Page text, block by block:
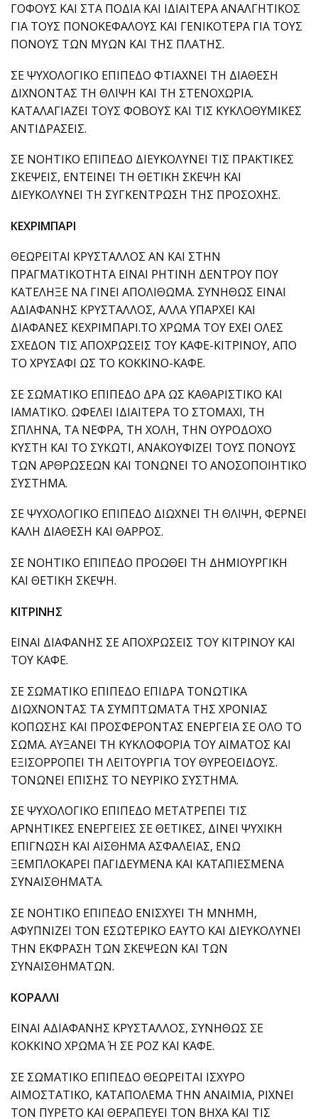
ΓΟΦΟΥΣ ΚΑΙ ΣΤΑ ΠΟΔΙΑ ΚΑΙ ΙΔΙΑΙΤΕΡΑ ΑΝΑΛΓΗΤΙΚΟΣ
ΓΙΑ ΤΟΥΣ ΠΟΝΟΚΕΦΑΛΟΥΣ ΚΑΙ ΓΕΝΙΚΟΤΕΡΑ ΓΙΑ ΤΟΥΣ
ΠΟΝΟΥΣ ΤΩΝ ΜΥΩΝ ΚΑΙ ΤΗΣ ΠΛΑΤΗΣ.
ΣΕ ΨΥΧΟΛΟΓΙΚΟ ΕΠΙΠΕΔΟ ΦΤΙΑΧΝΕΙ ΤΗ ΔΙΑΘΕΣΗ
ΔΙΧΝΟΝΤΑΣ ΤΗ ΘΛΙΨΗ ΚΑΙ ΤΗ ΣΤΕΝΟΧΩΡΙΑ.
ΚΑΤΑΛΑΓΙΑΖΕΙ ΤΟΥΣ ΦΟΒΟΥΣ ΚΑΙ ΤΙΣ ΚΥΚΛΟΘΥΜΙΚΕΣ
ΑΝΤΙΔΡΑΣΕΙΣ.
ΣΕ ΝΟΗΤΙΚΟ ΕΠΙΠΕΔΟ ΔΙΕΥΚΟΛΥΝΕΙ ΤΙΣ ΠΡΑΚΤΙΚΕΣ
ΣΚΕΨΕΙΣ, ΕΝΤΕΙΝΕΙ ΤΗ ΘΕΤΙΚΗ ΣΚΕΨΗ ΚΑΙ
ΔΙΕΥΚΟΛΥΝΕΙ ΤΗ ΣΥΓΚΕΝΤΡΩΣΗ ΤΗΣ ΠΡΟΣΟΧΗΣ.
ΚΕΧΡΙΜΠΑΡΙ
ΘΕΩΡΕΙΤΑΙ ΚΡΥΣΤΑΛΛΟΣ ΑΝ ΚΑΙ ΣΤΗΝ
ΠΡΑΓΜΑΤΙΚΟΤΗΤΑ ΕΙΝΑΙ ΡΗΤΙΝΗ ΔΕΝΤΡΟΥ ΠΟΥ
ΚΑΤΕΛΗΞΕ ΝΑ ΓΙΝΕΙ ΑΠΟΛΙΘΩΜΑ. ΣΥΝΗΘΩΣ ΕΙΝΑΙ
ΑΔΙΑΦΑΝΗΣ ΚΡΥΣΤΑΛΛΟΣ, ΑΛΛΑ ΥΠΑΡΧΕΙ ΚΑΙ
ΔΙΑΦΑΝΕΣ ΚΕΧΡΙΜΠΑΡΙ.ΤΟ ΧΡΩΜΑ ΤΟΥ ΕΧΕΙ ΟΛΕΣ
ΣΧΕΔΟΝ ΤΙΣ ΑΠΟΧΡΩΣΕΙΣ ΤΟΥ ΚΑΦΕ-ΚΙΤΡΙΝΟΥ, ΑΠΟ
ΤΟ ΧΡΥΣΑΦΙ ΩΣ ΤΟ ΚΟΚΚΙΝΟ-ΚΑΦΕ.
ΣΕ ΣΩΜΑΤΙΚΟ ΕΠΙΠΕΔΟ ΔΡΑ ΩΣ ΚΑΘΑΡΙΣΤΙΚΟ ΚΑΙ
ΙΑΜΑΤΙΚΟ. ΩΦΕΛΕΙ ΙΔΙΑΙΤΕΡΑ ΤΟ ΣΤΟΜΑΧΙ, ΤΗ
ΣΠΛΗΝΑ, ΤΑ ΝΕΦΡΑ, ΤΗ ΧΟΛΗ, ΤΗΝ ΟΥΡΟΔΟΧΟ
ΚΥΣΤΗ ΚΑΙ ΤΟ ΣΥΚΩΤΙ, ΑΝΑΚΟΥΦΙΖΕΙ ΤΟΥΣ ΠΟΝΟΥΣ
ΤΩΝ ΑΡΘΡΩΣΕΩΝ ΚΑΙ ΤΟΝΩΝΕΙ ΤΟ ΑΝΟΣΟΠΟΙΗΤΙΚΟ
ΣΥΣΤΗΜΑ.
ΣΕ ΨΥΧΟΛΟΓΙΚΟ ΕΠΙΠΕΔΟ ΔΙΩΧΝΕΙ ΤΗ ΘΛΙΨΗ, ΦΕΡΝΕΙ
ΚΑΛΗ ΔΙΑΘΕΣΗ ΚΑΙ ΘΑΡΡΟΣ.
ΣΕ ΝΟΗΤΙΚΟ ΕΠΙΠΕΔΟ ΠΡΟΩΘΕΙ ΤΗ ΔΗΜΙΟΥΡΓΙΚΗ
ΚΑΙ ΘΕΤΙΚΗ ΣΚΕΨΗ.
ΚΙΤΡΙΝΗΣ
ΕΙΝΑΙ ΔΙΑΦΑΝΗΣ ΣΕ ΑΠΟΧΡΩΣΕΙΣ ΤΟΥ ΚΙΤΡΙΝΟΥ ΚΑΙ
ΤΟΥ ΚΑΦΕ.
ΣΕ ΣΩΜΑΤΙΚΟ ΕΠΙΠΕΔΟ ΕΠΙΔΡΑ ΤΟΝΩΤΙΚΑ
ΔΙΩΧΝΟΝΤΑΣ ΤΑ ΣΥΜΠΤΩΜΑΤΑ ΤΗΣ ΧΡΟΝΙΑΣ
ΚΟΠΩΣΗΣ ΚΑΙ ΠΡΟΣΦΕΡΟΝΤΑΣ ΕΝΕΡΓΕΙΑ ΣΕ ΟΛΟ ΤΟ
ΣΩΜΑ. ΑΥΞΑΝΕΙ ΤΗ ΚΥΚΛΟΦΟΡΙΑ ΤΟΥ ΑΙΜΑΤΟΣ ΚΑΙ
ΕΞΙΣΟΡΡΟΠΕΙ ΤΗ ΛΕΙΤΟΥΡΓΙΑ ΤΟΥ ΘΥΡEΟΕΙΔΟΥΣ.
ΤΟΝΩΝΕΙ ΕΠΙΣΗΣ ΤΟ ΝΕΥΡΙΚΟ ΣΥΣΤΗΜΑ.
ΣΕ ΨΥΧΟΛΟΓΙΚΟ ΕΠΙΠΕΔΟ ΜΕΤΑΤΡΕΠΕΙ ΤΙΣ
ΑΡΝΗΤΙΚΕΣ ΕΝΕΡΓΕΙΕΣ ΣΕ ΘΕΤΙΚΕΣ, ΔΙΝΕΙ ΨΥΧΙΚΗ
ΕΠΙΓΝΩΣΗ ΚΑΙ ΑΙΣΘΗΜΑ ΑΣΦΑΛΕΙΑΣ, ΕΝΩ
ΞΕΜΠΛΟΚΑΡΕΙ ΠΑΓΙΔΕΥΜΕΝΑ ΚΑΙ ΚΑΤΑΠΙΕΣΜΕΝΑ
ΣΥΝΑΙΣΘΗΜΑΤΑ.
ΣΕ ΝΟΗΤΙΚΟ ΕΠΙΠΕΔΟ ΕΝΙΣΧΥΕΙ ΤΗ ΜΝΗΜΗ,
ΑΦΥΠΝΙΖΕΙ ΤΟN ΕΣΩΤΕΡΙΚΟ ΕΑΥΤΟ ΚΑΙ ΔΙΕΥΚΟΛΥΝΕΙ
ΤΗΝ ΕΚΦΡΑΣΗ ΤΩΝ ΣΚΕΨΕΩΝ ΚΑΙ ΤΩΝ
ΣΥΝΑΙΣΘΗΜΑΤΩΝ.
ΚΟΡΑΛΛΙ
ΕΙΝΑΙ ΑΔΙΑΦΑΝΗΣ ΚΡΥΣΤΑΛΛΟΣ, ΣΥΝΗΘΩΣ ΣΕ
ΚΟΚΚΙΝΟ ΧΡΩΜΑ Ή ΣΕ ΡΟΖ ΚΑΙ ΚΑΦΕ.
ΣΕ ΣΩΜΑΤΙΚΟ ΕΠΙΠΕΔΟ ΘΕΩΡΕΙΤΑΙ ΙΣΧΥΡΟ
ΑΙΜΟΣΤΑΤΙΚΟ, ΚΑΤΑΠΟΛΕΜΑ ΤΗΝ ΑΝΑΙΜΙΑ, ΡΙΧΝΕΙ
ΤΟΝ ΠΥΡΕΤΟ ΚΑΙ ΘΕΡΑΠΕΥΕΙ ΤΟΝ ΒΗΧΑ ΚΑΙ ΤΙΣ